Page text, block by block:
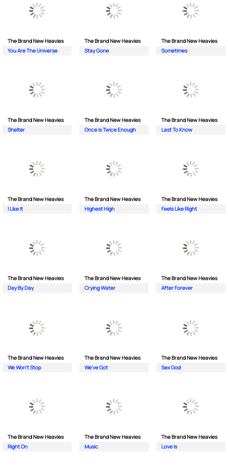
The Brand New Heavies
You Are The Universe
The Brand New Heavies
Stay Gone
The Brand New Heavies
Sometimes
The Brand New Heavies
Shelter
The Brand New Heavies
Once Is Twice Enough
The Brand New Heavies
Last To Know
The Brand New Heavies
I Like It
The Brand New Heavies
Highest High
The Brand New Heavies
Feels Like Right
The Brand New Heavies
Day By Day
The Brand New Heavies
Crying Water
The Brand New Heavies
After Forever
The Brand New Heavies
We Won't Stop
The Brand New Heavies
We've Got
The Brand New Heavies
Sex God
The Brand New Heavies
Right On
The Brand New Heavies
Music
The Brand New Heavies
Love Is